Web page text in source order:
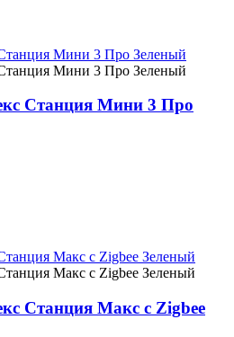
Станция Мини 3 Про
Станция Макс с Zigbee